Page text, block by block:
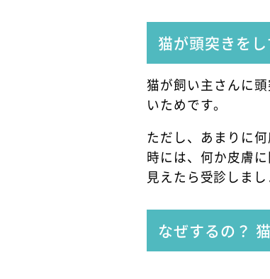
猫が頭突きを
猫が飼い主さんに
いためです。
ただし、あまりに
時には、何か皮膚
見えたら受診しまし
なぜするの？